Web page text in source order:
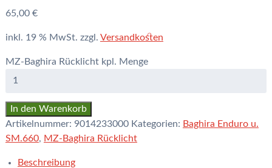
65,00 €
inkl. 19 % MwSt. zzgl. Versandkosten
MZ-Baghira Rücklicht kpl. Menge
In den Warenkorb
Artikelnummer: 9014233000 Kategorien: Baghira Enduro u.
SM.660, MZ-Baghira Rücklicht
Beschreibung